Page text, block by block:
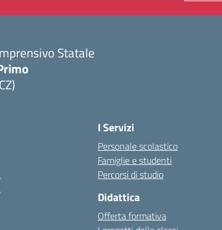
Statale
I Servizi
Personale scolastico
Famiglie e studenti
Percorsi di studio
Didattica
Offerta formativa